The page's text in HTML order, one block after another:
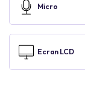
Micro
Ecran LCD